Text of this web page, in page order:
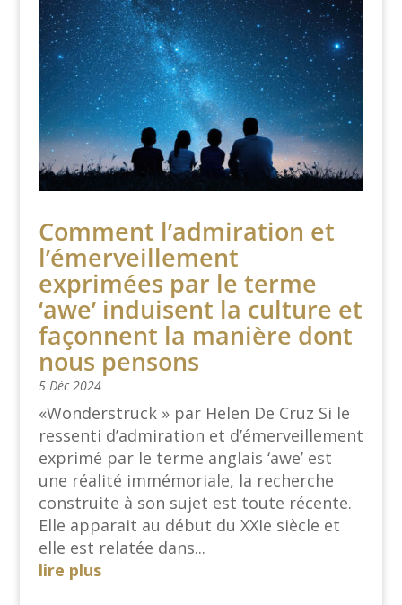
Comment l’admiration et
l’émerveillement
exprimées par le terme
‘awe’ induisent la culture et
façonnent la manière dont
nous pensons
5 Déc 2024
«Wonderstruck » par Helen De Cruz Si le
ressenti d’admiration et d’émerveillement
exprimé par le terme anglais ‘awe’ est
une réalité immémoriale, la recherche
construite à son sujet est toute récente.
Elle apparait au début du XXIe siècle et
elle est relatée dans...
lire plus